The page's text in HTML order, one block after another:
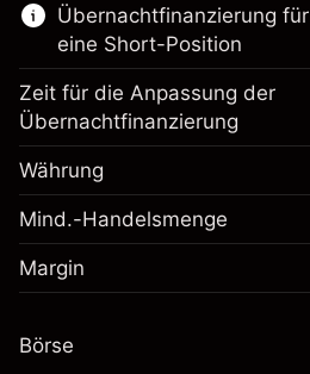
Margin. Ihre Investition
Anpassung der
Übernachtfinanzierung
fremdfinanzierten
~$5,000.00
Übernachtfinanzierung für
eine Short-Position
Margin. Ihre Investition
Anpassung der
Zeit für die Anpassung der
Übernachtfinanzierung
Währung
Mind.-Handelsmenge
Margin
Börse